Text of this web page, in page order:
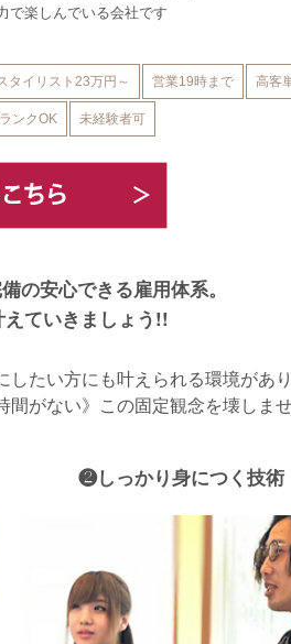
で楽しんでいる会社です
タイリスト23万円～ 営業19時まで 高客
ンクOK 未経験者可
の安心できる雇用体系。
ていきましょう!!
したい方にも 叶えられる環境があり
間がない》 この固定観念を壊しま
❷しっかり身につく技術